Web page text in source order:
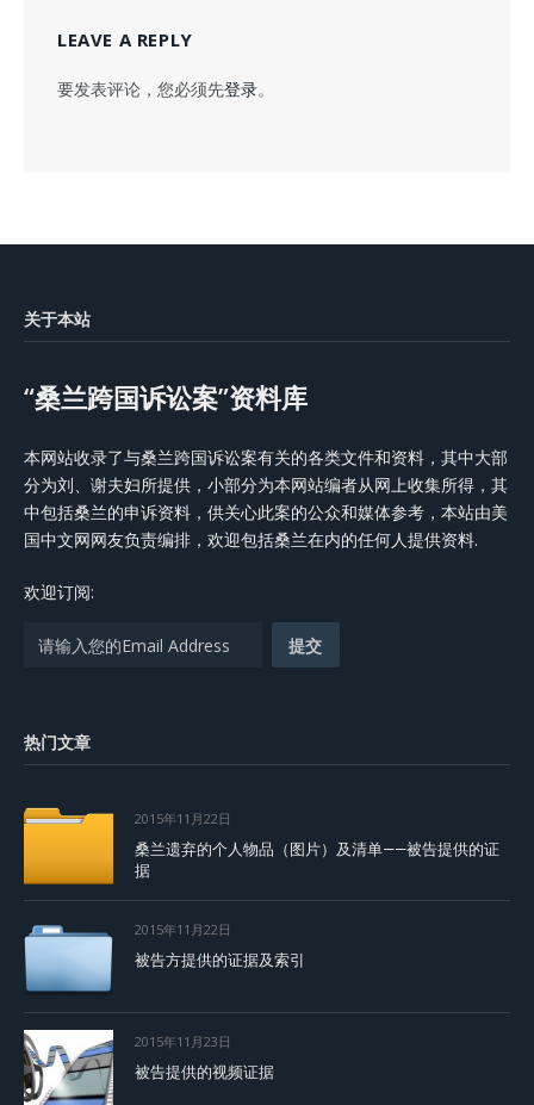
LEAVE A REPLY
要发表评论，您必须先登录。
关于本站
“桑兰跨国诉讼案”资料库
本网站收录了与桑兰跨国诉讼案有关的各类文件和资料，其中大部
分为刘、谢夫妇所提供，小部分为本网站编者从网上收集所得，其
中包括桑兰的申诉资料，供关心此案的公众和媒体参考，本站由美
国中文网网友负责编排，欢迎包括桑兰在内的任何人提供资料.
欢迎订阅:
热门文章
2015年11月22日
桑兰遗弃的个人物品（图片）及清单——被告提供的证
据
2015年11月22日
被告方提供的证据及索引
2015年11月23日
被告提供的视频证据